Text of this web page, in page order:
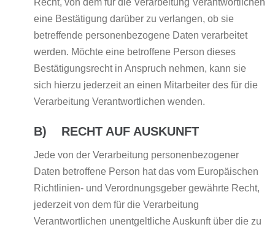
Recht, von dem für die Verarbeitung Verantwortlichen
eine Bestätigung darüber zu verlangen, ob sie
betreffende personenbezogene Daten verarbeitet
werden. Möchte eine betroffene Person dieses
Bestätigungsrecht in Anspruch nehmen, kann sie
sich hierzu jederzeit an einen Mitarbeiter des für die
Verarbeitung Verantwortlichen wenden.
B) RECHT AUF AUSKUNFT
Jede von der Verarbeitung personenbezogener
Daten betroffene Person hat das vom Europäischen
Richtlinien- und Verordnungsgeber gewährte Recht,
jederzeit von dem für die Verarbeitung
Verantwortlichen unentgeltliche Auskunft über die zu